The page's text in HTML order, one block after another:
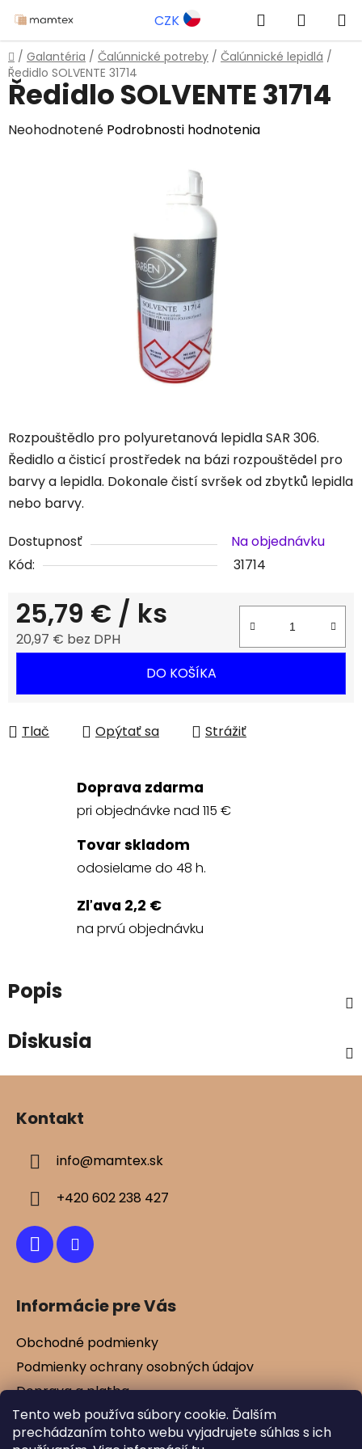
Tento web používa súbory cookie. Ďalším
prechádzaním tohto webu vyjadrujete súhlas s ich
na
obsah
CZK Hľadať
KOŠÍK
Domov
/ Galantéria / Čalúnnické potreby / Čalúnnické lepidlá /
Ředidlo SOLVENTE 31714
Rozpouštědlo pro polyuretanová lepidla SAR 306.
Ředidlo a čisticí prostředek na bázi rozpouštědel pro
barvy a lepidla. Dokonale čistí svršek od zbytků lepidla
nebo barvy.
Dostupnosť
Na objednávku
Kód:
31714
25,79 € / ks
20,97 € bez DPH
DO KOŠÍKA
Tlač Opýtať sa Strážiť
Ředidlo SOLVENTE 31714
Priemerné
Neohodnotené Podrobnosti hodnotenia
Doprava zdarma
pri objednávke nad 115 €
Tovar skladom
odosielame do 48 h.
Zľava 2,2 €
na prvú objednávku
Popis
Diskusia
Kontakt
info@mamtex.sk
+420 602 238 427
Informácie pre Vás
Obchodné podmienky
Podmienky ochrany osobných údajov
Doprava a platba
Kontakty
Vernostné zľavy